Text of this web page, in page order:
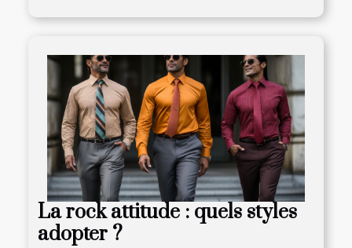
La rock attitude : quels styles
adopter ?